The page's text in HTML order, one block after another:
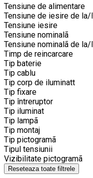
Tensiune de alimentare
Tensiune de iesire de la/
Tensiune iesire
Tensiune nominalã
Tensiune nominalã de la/
Timp de reincarcare
Tip baterie
Tip cablu
Tip corp de iluminatt
Tip fixare
Tip întreruptor
Tip iluminat
Tip lampã
Tip montaj
Tip pictogramã
Tipul tensiunii
Vizibilitate pictogramã
Reseteaza toate filtrele